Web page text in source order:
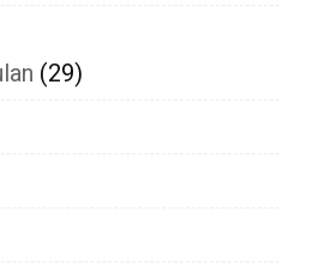
(29)